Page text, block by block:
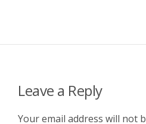
Leave a Reply
Your email address will not